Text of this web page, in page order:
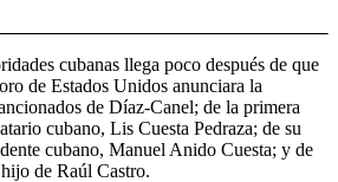
cubanas llega poco después de que
de Estados Unidos anunciara la
de Díaz-Canel; de la primera
cubano, Lis Cuesta Pedraza; de su
cubano, Manuel Anido Cuesta; y de
de Raúl Castro.